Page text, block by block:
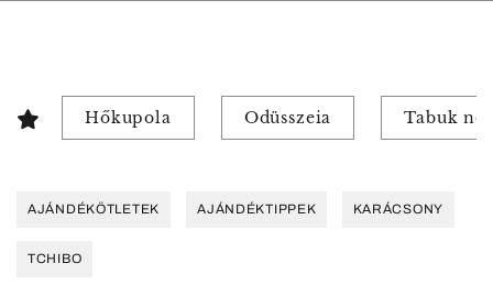
Hőkupola Odüsszeia Tabuk
AJÁNDÉKÖTLETEK AJÁNDÉKTIPPEK KARÁCSONY
TCHIBO